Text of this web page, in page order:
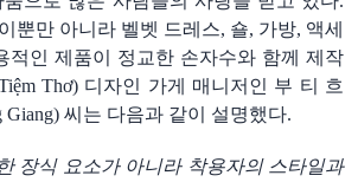
뿐만 아니라 벨벳 드레스, 숄, 가방, 액세
적인 제품이 정교한 손자수와 함께 제작
Thơ) 디자인 가게 매니저 인 부 티
흐
Giang) 씨는 다음과 같이 설명했다.
장식 요소가 아니라 착용자의 스타일과